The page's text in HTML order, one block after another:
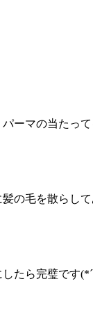
ーマの当たっ
の毛を散らし
たら完璧です